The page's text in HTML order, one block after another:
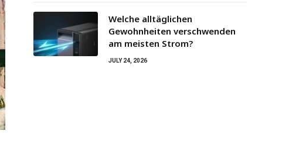
Welche alltäglichen
Gewohnheiten verschwenden
am meisten Strom?
JULY 24, 2026